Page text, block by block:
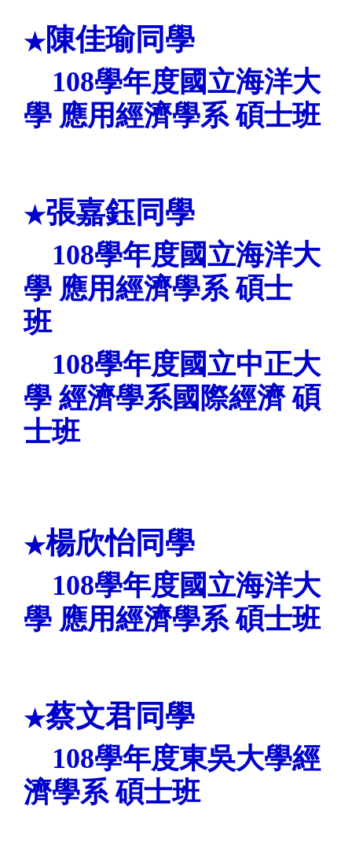
★陳佳瑜同學
108學年度國立海洋大
學 應用經濟學系碩士班
★張嘉鈺同學
108學年度國立海洋大
學 應用經濟學系碩士
班
108學年度國立中正大
學 經濟學系國際經濟碩
士班
★楊欣怡同學
108學年度國立海洋大
學 應用經濟學系碩士班
★蔡文君同學
108學年度東吳大學經
濟學系碩士班